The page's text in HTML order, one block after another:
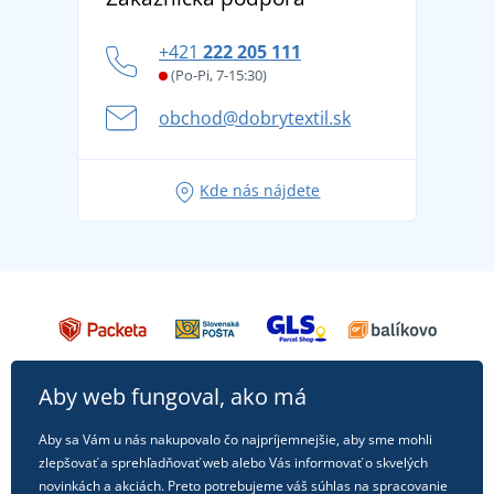
DobrýTextil pre firmy a organizácie
tradíciou od roku 1976
Letné dobrodružstvo sa začína balením alebo
pripravte sa na dovolenku bez starostí
Tipy na svieže outfity pre pohodové leto
+421 222 205 111
(Po-Pi, 7-15:30)
obchod@dobrytextil.sk
Kde nás nájdete
Aby web fungoval, ako má
Aby sa Vám u nás nakupovalo čo najpríjemnejšie, aby sme mohli
zlepšovať a sprehľadňovať web alebo Vás informovať o skvelých
novinkách a akciách. Preto potrebujeme váš súhlas na spracovanie